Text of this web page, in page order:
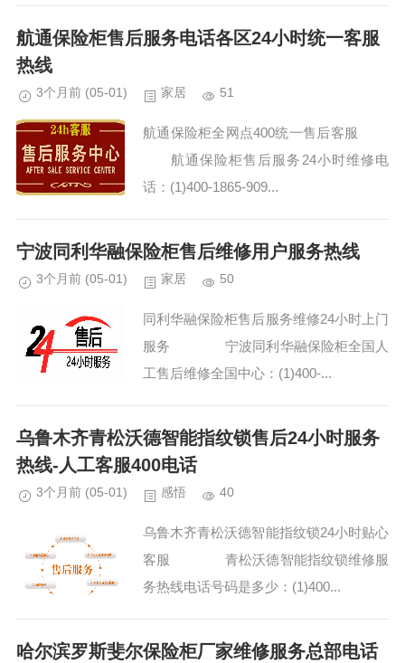
识和技术实...
航通保险柜售后服务电话各区24小时统一客服
热线
3个月前 (05-01) 家居 51
航通保险柜全网点400统一售后客服
航通保险柜售后服务24小时维修电
话：(1)400-1865-909...
宁波同利华融保险柜售后维修用户服务热线
3个月前 (05-01) 家居 50
同利华融保险柜售后服务维修24小时上门
服务 宁波同利华融保险柜全国人
工售后维修全国中心：(1)400-...
乌鲁木齐青松沃德智能指纹锁售后24小时服务
热线-人工客服400电话
3个月前 (05-01) 感悟 40
乌鲁木齐青松沃德智能指纹锁24小时贴心
客服 青松沃德智能指纹锁维修服
务热线电话号码是多少：(1)400...
哈尔滨罗斯斐尔保险柜厂家维修服务总部电话